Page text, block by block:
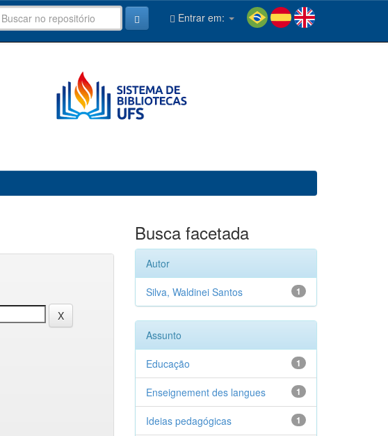
Entrar em:
Busca facetada
Autor
1
Silva, Waldinei Santos
Assunto
1
Educação
1
Enseignement des langues
1
Ideias pedagógicas